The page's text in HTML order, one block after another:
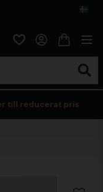
till reducerat pris